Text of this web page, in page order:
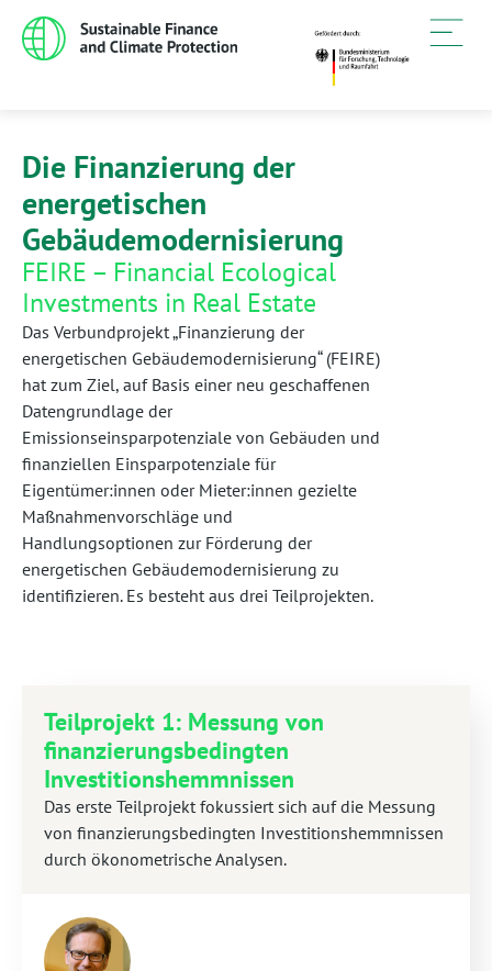
Die Finanzierung der
energetischen
Gebäudemodernisierung
FEIRE – Financial Ecological
Investments in Real Estate
Das Verbundprojekt „Finanzierung der
energetischen Gebäudemodernisierung“ (FEIRE)
hat zum Ziel, auf Basis einer neu geschaffenen
Datengrundlage der
Emissionseinsparpotenziale von Gebäuden und
finanziellen Einsparpotenziale für
Eigentümer:innen oder Mieter:innen gezielte
Maßnahmenvorschläge und
Handlungsoptionen zur Förderung der
energetischen Gebäudemodernisierung zu
identifizieren. Es besteht aus drei Teilprojekten.
Teilprojekt 1: Messung von
finanzierungsbedingten
Investitionshemmnissen
Das erste Teilprojekt fokussiert sich auf die Messung
von finanzierungsbedingten Investitionshemmnissen
durch ökonometrische Analysen.